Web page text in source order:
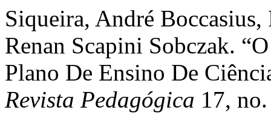
Siqueira, André
Renan Scapini Sobczak.
Plano De Ensino De
Revista Pedagógica 17,